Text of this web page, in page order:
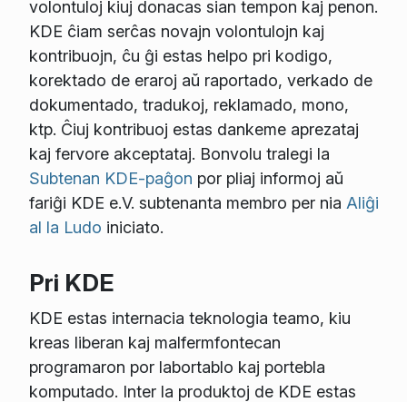
volontuloj kiuj donacas sian tempon kaj penon.
KDE ĉiam serĉas novajn volontulojn kaj
kontribuojn, ĉu ĝi estas helpo pri kodigo,
korektado de eraroj aŭ raportado, verkado de
dokumentado, tradukoj, reklamado, mono,
ktp. Ĉiuj kontribuoj estas dankeme aprezataj
kaj fervore akceptataj. Bonvolu tralegi la
Subtenan KDE-paĝon por pliaj informoj aŭ
fariĝi KDE e.V. subtenanta membro per nia Aliĝi
al la Ludo iniciato.
Pri KDE
KDE estas internacia teknologia teamo, kiu
kreas liberan kaj malfermfontecan
programaron por labortablo kaj portebla
komputado. Inter la produktoj de KDE estas